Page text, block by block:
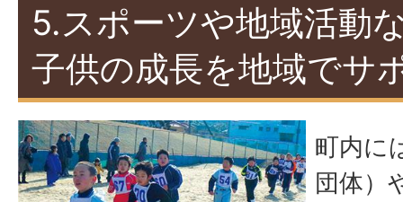
5.スポーツや地域活動
子供の成長を地域でサ
町内に
団体）